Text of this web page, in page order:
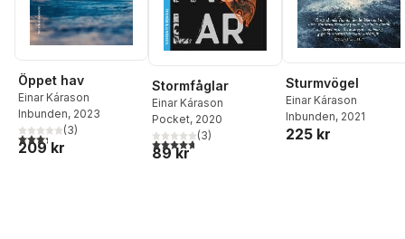
Öppet hav
Einar Kárason
Inbunden, 2023
3,3utav 5 stjärnor. Totalt antal röster:
(3)
209 kr
Stormfåglar
Einar Kárason
Pocket, 2020
4,7utav 5 stjärnor. Totalt antal röster:
(3)
89 kr
Sturmvögel
Einar Kárason
Inbunden, 2021
225 kr